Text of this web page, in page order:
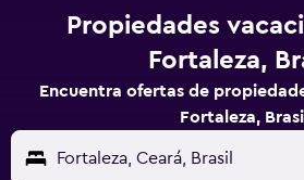
Propiedades
Fortaleza,
Encuentra ofertas de
Fortaleza, Brasil
Fortaleza, Ceará, Brasil